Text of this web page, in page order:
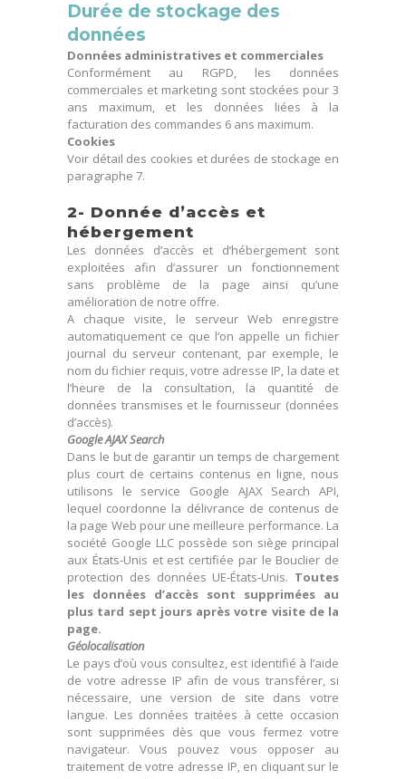
Durée de stockage des
données
Données administratives et commerciales
Conformément au RGPD, les données
commerciales et marketing sont stockées pour 3
ans maximum, et les données liées à la
facturation des commandes 6 ans maximum.
Cookies
Voir détail des cookies et durées de stockage en
paragraphe 7.
2- Donnée d’accès et
hébergement
Les données d’accès et d’hébergement sont
exploitées afin d’assurer un fonctionnement
sans problème de la page ainsi qu’une
amélioration de notre offre.
A chaque visite, le serveur Web enregistre
automatiquement ce que l’on appelle un fichier
journal du serveur contenant, par exemple, le
nom du fichier requis, votre adresse IP, la date et
l’heure de la consultation, la quantité de
données transmises et le fournisseur (données
d’accès).
Google AJAX Search
Dans le but de garantir un temps de chargement
plus court de certains contenus en ligne, nous
utilisons le service Google AJAX Search API,
lequel coordonne la délivrance de contenus de
la page Web pour une meilleure performance. La
société Google LLC possède son siège principal
aux États-Unis et est certifiée par le Bouclier de
protection des données UE-États-Unis. Toutes
les données d’accès sont supprimées au
plus tard sept jours après votre visite de la
page.
Géolocalisation
Le pays d’où vous consultez, est identifié à l’aide
de votre adresse IP afin de vous transférer, si
nécessaire, une version de site dans votre
langue. Les données traitées à cette occasion
sont supprimées dès que vous fermez votre
navigateur. Vous pouvez vous opposer au
traitement de votre adresse IP, en cliquant sur le